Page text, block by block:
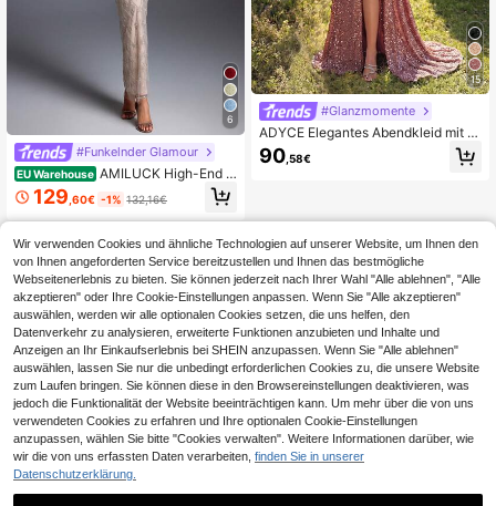
6
#Funkelnder Glamour
EU Warehouse AMILUCK High-End L
uxus schwer verzierte Pailletten Pe
rlen Spitze Off-Shoulder Off-Shoul
der Schlitz Saum elegantes Bodyco
129 ,60€ -1% 132,16€
15
#Glanzmomente
ADYCE Elegantes Abendkleid mit S
paghettiträgern, Pailletten-Einsätze
n, Fischgräten-Struktur, hoher Taill
nnerpartys
90 ,58€
Wir verwenden Cookies und ähnliche Technologien auf unserer Website, um Ihnen den
von Ihnen angeforderten Service bereitzustellen und Ihnen das bestmögliche
Webseitenerlebnis zu bieten. Sie können jederzeit nach Ihrer Wahl "Alle ablehnen", "Alle
akzeptieren" oder Ihre Cookie-Einstellungen anpassen. Wenn Sie "Alle akzeptieren"
auswählen, werden wir alle optionalen Cookies setzen, die uns helfen, den
Datenverkehr zu analysieren, erweiterte Funktionen anzubieten und Inhalte und
Anzeigen an Ihr Einkaufserlebnis bei SHEIN anzupassen. Wenn Sie "Alle ablehnen"
auswählen, lassen Sie nur die unbedingt erforderlichen Cookies zu, die unsere Website
zum Laufen bringen. Sie können diese in den Browsereinstellungen deaktivieren, was
jedoch die Funktionalität der Website beeinträchtigen kann. Um mehr über die von uns
verwendeten Cookies zu erfahren und Ihre optionalen Cookie-Einstellungen
anzupassen, wählen Sie bitte "Cookies verwalten". Weitere Informationen darüber, wie
wir die von uns erfassten Daten verarbeiten, finden Sie in unserer
Datenschutzerklärung.